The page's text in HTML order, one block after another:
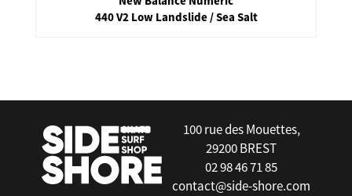
440 V2 Low Landslide / Sea Salt
100 rue des Mouettes,
29200 BREST
02 98 46 71 85
contact@side-shore.com